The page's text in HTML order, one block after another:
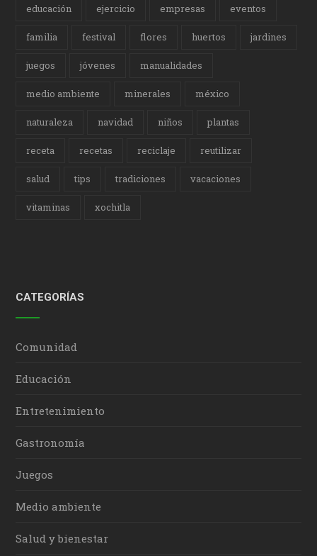
educación ejercicio empresas eventos
familia festival flores huertos jardines
juegos jóvenes manualidades
medio ambiente minerales méxico
naturaleza navidad niños plantas
receta recetas reciclaje reutilizar
salud tips tradiciones vacaciones
vitaminas xochitla
CATEGORÍAS
Comunidad
Educación
Entretenimiento
Gastronomía
Juegos
Medio ambiente
Salud y bienestar